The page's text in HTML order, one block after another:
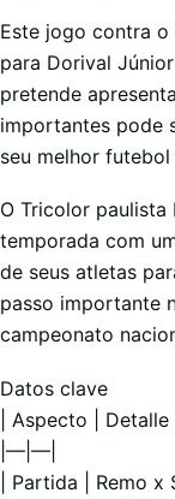
Este jogo contra
para Dorival
pretende
importantes pode
seu melhor
O Tricolor
temporada com
de seus atletas
passo importante
campeonato
Datos clave
| Aspecto | Detalle |
|—|—|
| Partida | Remo x